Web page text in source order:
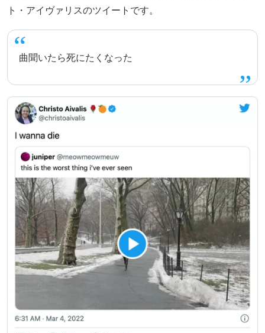
ト・アイヴァリスのツイートです。
曲聞いたら死にたくなった